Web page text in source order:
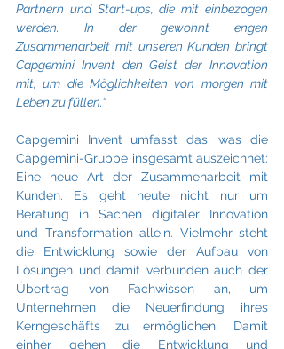
Partnern und Start-ups, die mit einbezogen
werden. In der gewohnt engen
Zusammenarbeit mit unseren Kunden bringt
Capgemini Invent den Geist der Innovation
mit, um die Möglichkeiten von morgen mit
Leben zu füllen.“
Capgemini Invent umfasst das, was die
Capgemini-Gruppe insgesamt auszeichnet:
Eine neue Art der Zusammenarbeit mit
Kunden. Es geht heute nicht nur um
Beratung in Sachen digitaler Innovation
und Transformation allein. Vielmehr steht
die Entwicklung sowie der Aufbau von
Lösungen und damit verbunden auch der
Übertrag von Fachwissen an, um
Unternehmen die Neuerfindung ihres
Kerngeschäfts zu ermöglichen. Damit
einher gehen die Entwicklung und